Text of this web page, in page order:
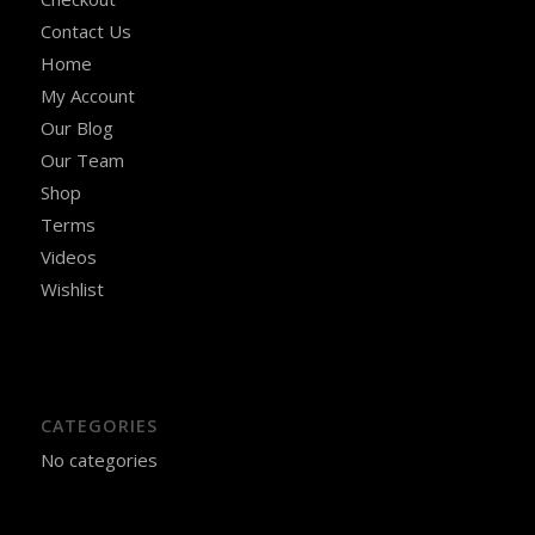
Contact Us
Home
My Account
Our Blog
Our Team
Shop
Terms
Videos
Wishlist
CATEGORIES
No categories